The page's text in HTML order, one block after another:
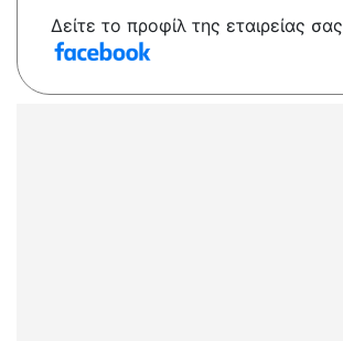
Δείτε το προφίλ της εταιρείας σας